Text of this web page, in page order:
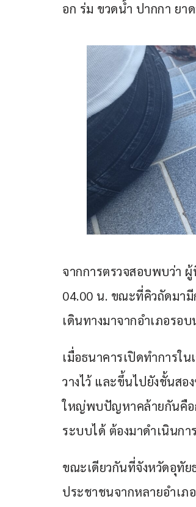
อก ร่ม ขวดน้ำ ปากกา ยา
จากการตรวจสอบพบว่า ผู้
04.00 น. ขณะที่คิวถัดมา
เดินทางมาจากอำเภอรอ
เมื่อธนาคารเปิดทำการใ
วางไว้ และขึ้นไปยังชั้นส
ใหญ่พบปัญหาคล้ายกันคือ
ระบบได้ ต้องมาดำเนินก
ขณะเดียวกันที่จังหวัดอุทัย
ประชาชนจากหลายอำเภ